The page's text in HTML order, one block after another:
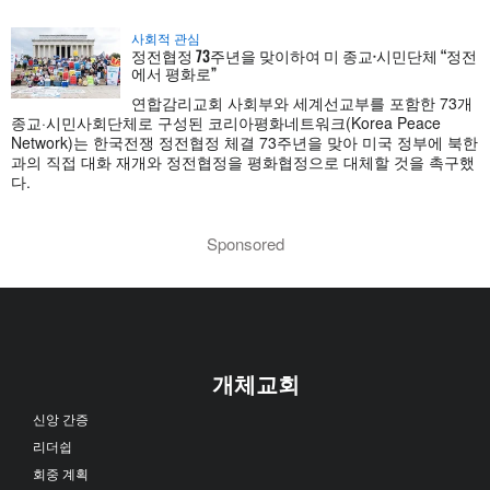
사회적 관심
정전협정 73주년을 맞이하여 미 종교·시민단체 “정전
에서 평화로”
연합감리교회 사회부와 세계선교부를 포함한 73개
종교·시민사회단체로 구성된 코리아평화네트워크(Korea Peace
Network)는 한국전쟁 정전협정 체결 73주년을 맞아 미국 정부에 북한
과의 직접 대화 재개와 정전협정을 평화협정으로 대체할 것을 촉구했
다.
Sponsored
개체교회
신앙 간증
리더쉽
회중 계획